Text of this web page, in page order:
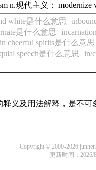
n.现代主义； modernize
white是什么意思
是什么意思
in cheerful spirits是什么意思
speech是什么意思 in/
义及用法解释，是不
Copyright © 2000-2026
更新时间：2026/